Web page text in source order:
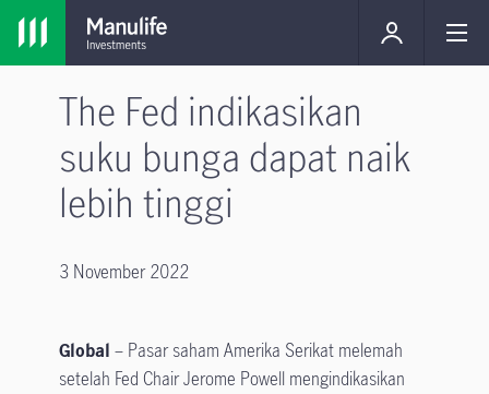
The Fed indikasikan
suku bunga dapat naik
lebih tinggi
3 November 2022
Global – Pasar saham Amerika Serikat melemah
setelah Fed Chair Jerome Powell mengindikasikan